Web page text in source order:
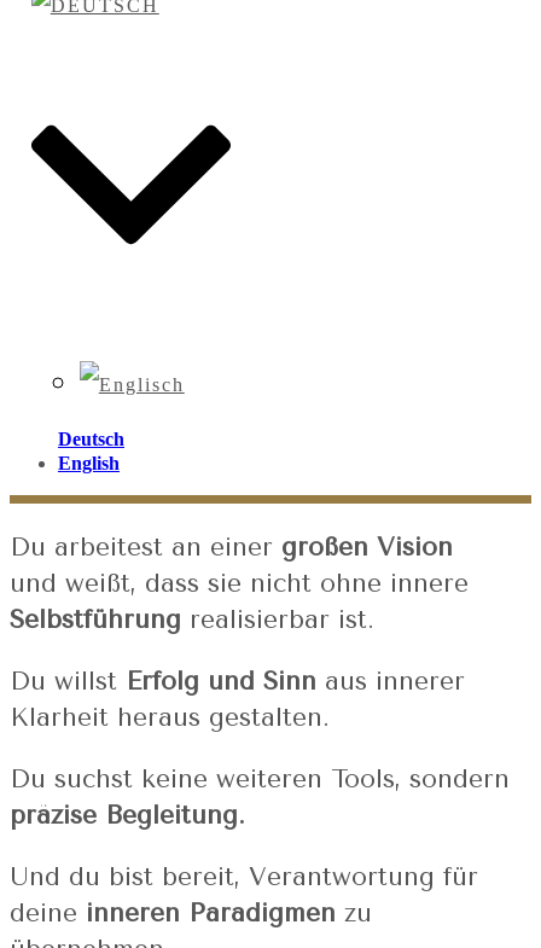
Deutsch
English
Du arbeitest an einer großen Vision
und weißt, dass sie nicht ohne innere
Selbstführung realisierbar ist.
Du willst Erfolg und Sinn aus innerer
Klarheit heraus gestalten.
Du suchst keine weiteren Tools, sondern
präzise Begleitung.
Und du bist bereit, Verantwortung für
deine inneren Paradigmen zu